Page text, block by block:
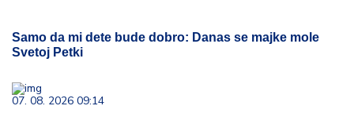
Samo da mi dete bude dobro: Danas se majke mole
Svetoj Petki
07. 08. 2026 09:14